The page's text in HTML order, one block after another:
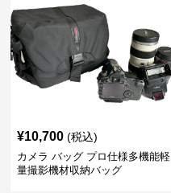
¥10,700 (税込)
カメラ バッグ プロ仕様多機能軽
量撮影機材収納バッグ